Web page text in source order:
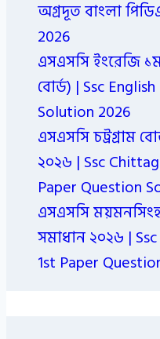
অগ্রদূত বাংলা
2026
এসএসসি ইংরেজি
বোর্ড) | Ssc
Solution 2026
এসএসসি চট্রগ্রাম
২০২৬ | Ssc
Paper Question
এসএসসি ময়মনসিংহ
সমাধান ২০২৬ |
1st Paper